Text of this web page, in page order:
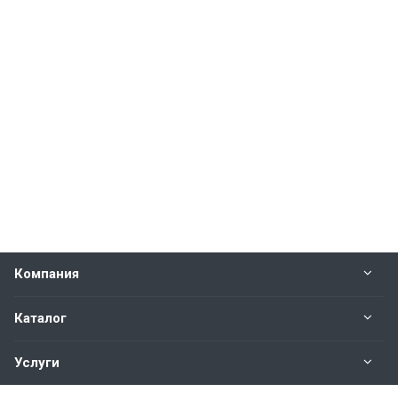
Компания
Каталог
Услуги